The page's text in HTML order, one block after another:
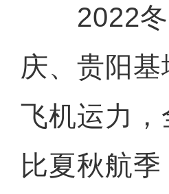
2022冬
庆、贵阳
飞机运力
比夏秋航